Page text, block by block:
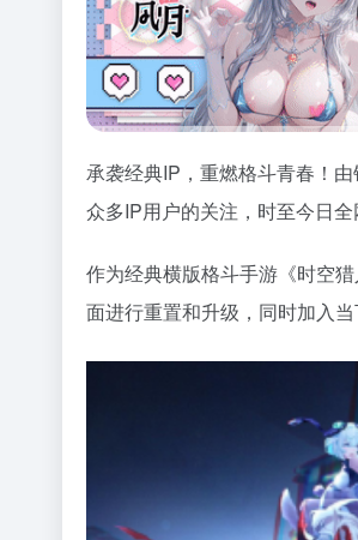
承袭经典IP，重燃格斗青春！
众多IP用户的关注，时至今日全
作为经典横版格斗手游《时空
面进行重置和升级，同时加入